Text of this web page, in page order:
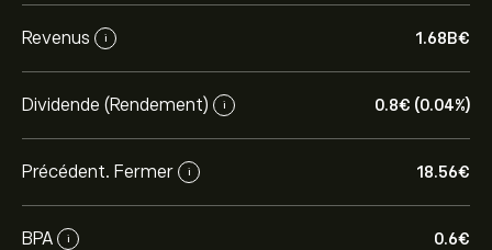
Revenus i 1.68B‎€‎
Dividende (Rendement) i 0.8‎€‎ (0.04%)
Précédent. Fermer i 18.56‎€‎
BPA i 0.6‎€‎